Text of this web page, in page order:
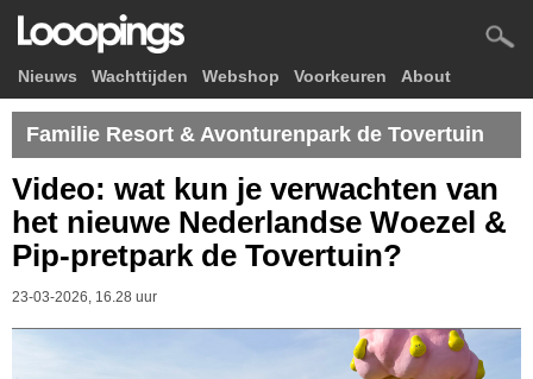
Nieuws Wachttijden Webshop Voorkeuren About
Familie Resort & Avonturenpark de Tovertuin
Video: wat kun je verwachten van
het nieuwe Nederlandse Woezel &
Pip-pretpark de Tovertuin?
23-03-2026, 16.28 uur